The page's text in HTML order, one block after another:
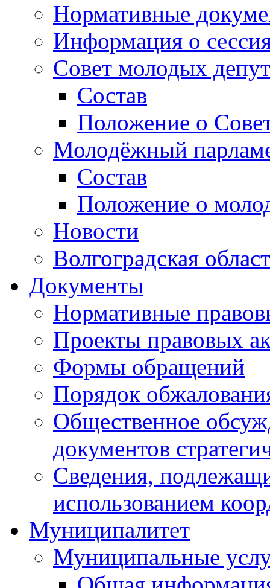
Нормативные
Информация о
Совет молодых
Состав
Положение о
Молодёжный
Состав
Положение о
Новости
Волгоградская
Документы
Нормативные
Проекты правовых
Формы обращений
Порядок
Общественное
документов
Сведения,
использованием
Муниципалитет
Муниципальные